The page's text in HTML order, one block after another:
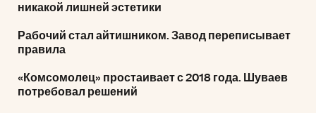
никакой лишней эстетики
Рабочий стал айтишником. Завод переписывает
правила
«Комсомолец» простаивает с 2018 года. Шуваев
потребовал решений